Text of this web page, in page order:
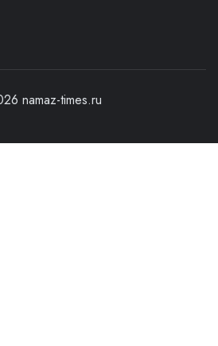
namaz-times.ru